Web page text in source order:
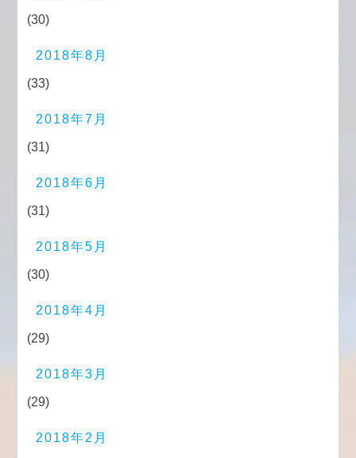
(30)
2018年8月
(33)
2018年7月
(31)
2018年6月
(31)
2018年5月
(30)
2018年4月
(29)
2018年3月
(29)
2018年2月